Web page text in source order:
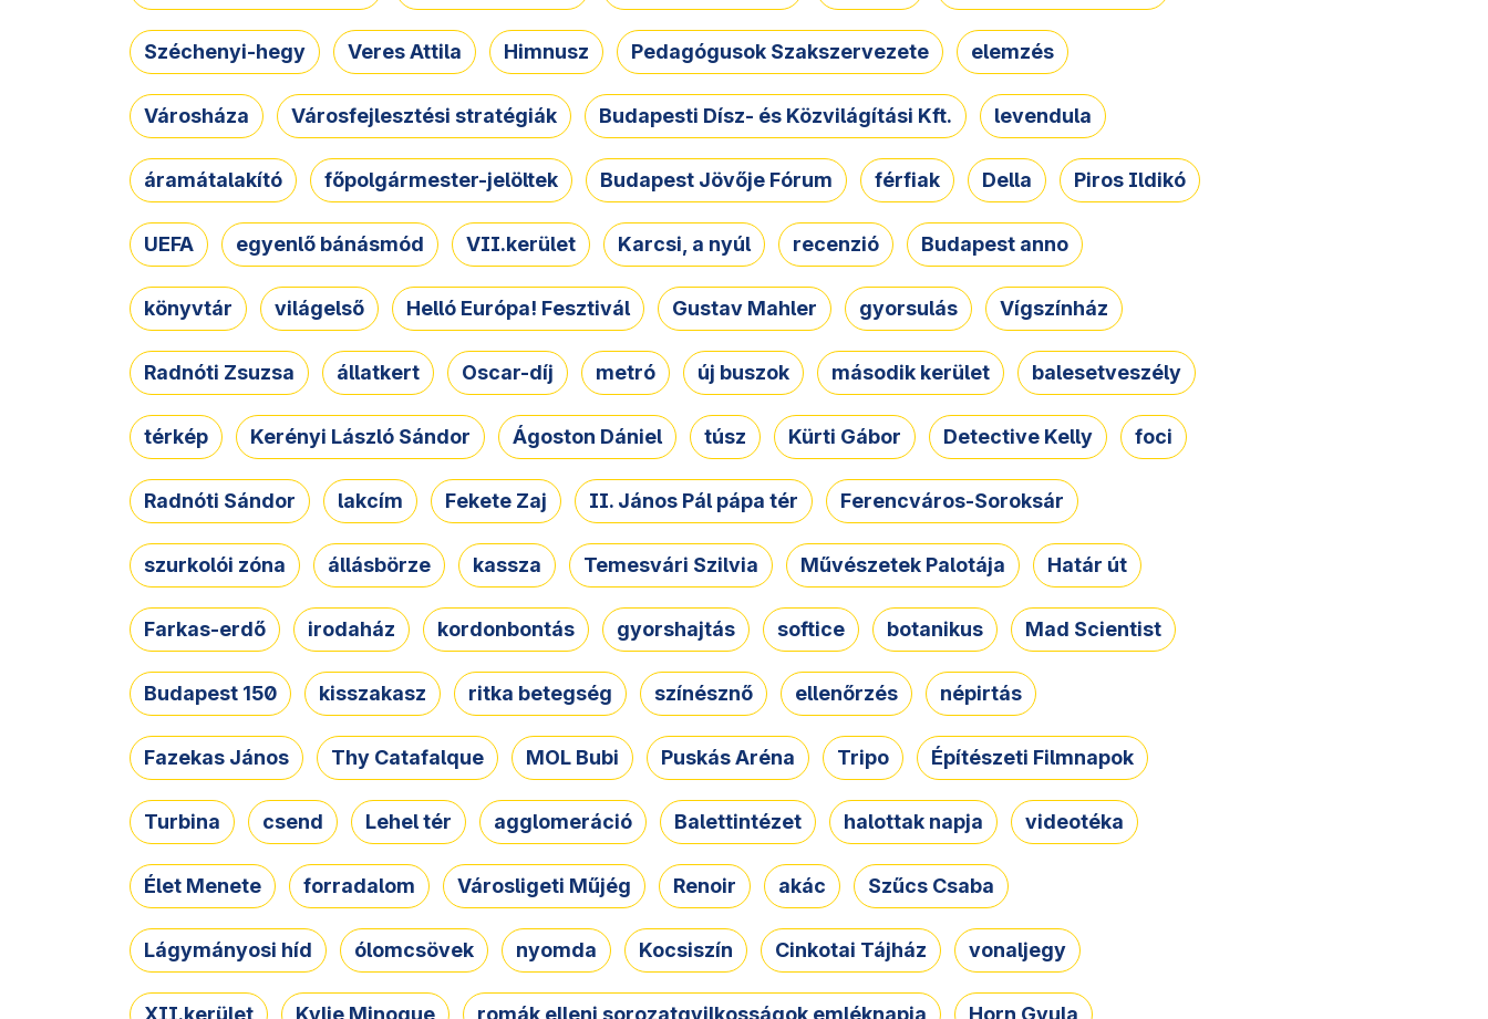
Széchenyi-hegy Veres Attila Himnusz Pedagógusok Szakszervezete elemzés
Városháza Városfejlesztési stratégiák Budapesti Dísz- és Közvilágítási Kft. levendula
áramátalakító főpolgármester-jelöltek Budapest Jövője Fórum férfiak Della Piros Ildikó
UEFA egyenlő bánásmód VII.kerület Karcsi, a nyúl recenzió Budapest anno
könyvtár világelső Helló Európa! Fesztivál Gustav Mahler gyorsulás Vígszínház
Radnóti Zsuzsa állatkert Oscar-díj metró új buszok második kerület balesetveszély
térkép Kerényi László Sándor Ágoston Dániel túsz Kürti Gábor Detective Kelly foci
Radnóti Sándor lakcím Fekete Zaj II. János Pál pápa tér Ferencváros-Soroksár
szurkolói zóna állásbörze kassza Temesvári Szilvia Művészetek Palotája Határ út
Farkas-erdő irodaház kordonbontás gyorshajtás softice botanikus Mad Scientist
Budapest 150 kisszakasz ritka betegség színésznő ellenőrzés népirtás
Fazekas János Thy Catafalque MOL Bubi Puskás Aréna Tripo Építészeti Filmnapok
Turbina csend Lehel tér agglomeráció Balettintézet halottak napja videotéka
Élet Menete forradalom Városligeti Műjég Renoir akác Szűcs Csaba
Lágymányosi híd ólomcsövek nyomda Kocsiszín Cinkotai Tájház vonaljegy
XII.kerület Kylie Minogue romák elleni sorozatgyilkosságok emléknapja Horn Gyula